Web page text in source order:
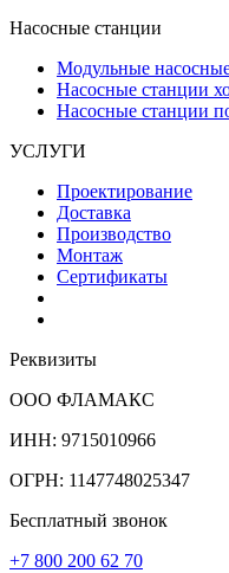
Насосные станции
Модульные
Насосные станции
Насосные станции
УСЛУГИ
Проектирование
Доставка
Производство
Монтаж
Сертификаты
Реквизиты
ООО ФЛАМАКС
ИНН: 9715010966
ОГРН: 1147748025347
Бесплатный звонок
+7 800 200 62 70